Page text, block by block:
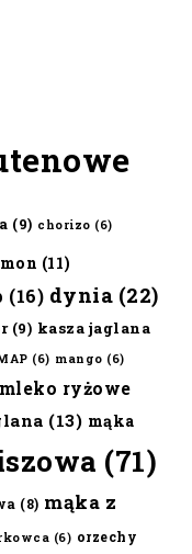
(9) chorizo (6)
(11)
(16) dynia (22)
(9) kasza jaglana
(6) mango (6)
mleko ryżowe
(13) mąka
(71)
(8) mąka z
(6) orzechy